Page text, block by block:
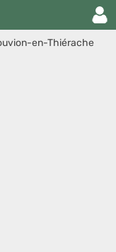
en-Thiérache